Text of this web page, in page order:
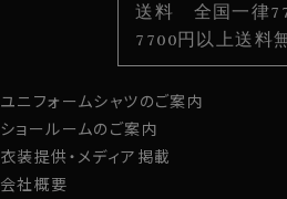
スタイルから選ぶ
定番シャツ
財布・名刺入れ
グローブ
ユニフォームシャツのご案内
ショールームのご案内
衣装提供・メディア掲載
会社概要
送料 全国一律
7700円以上送料